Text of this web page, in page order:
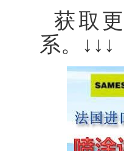
获取
系。↓↓↓